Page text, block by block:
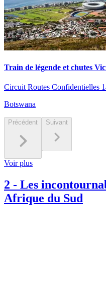
Train de légende et chutes
Circuit Routes Confidentielles
Botswana
Précédent Suivant
Voir plus
2 - Les
Afrique du Sud